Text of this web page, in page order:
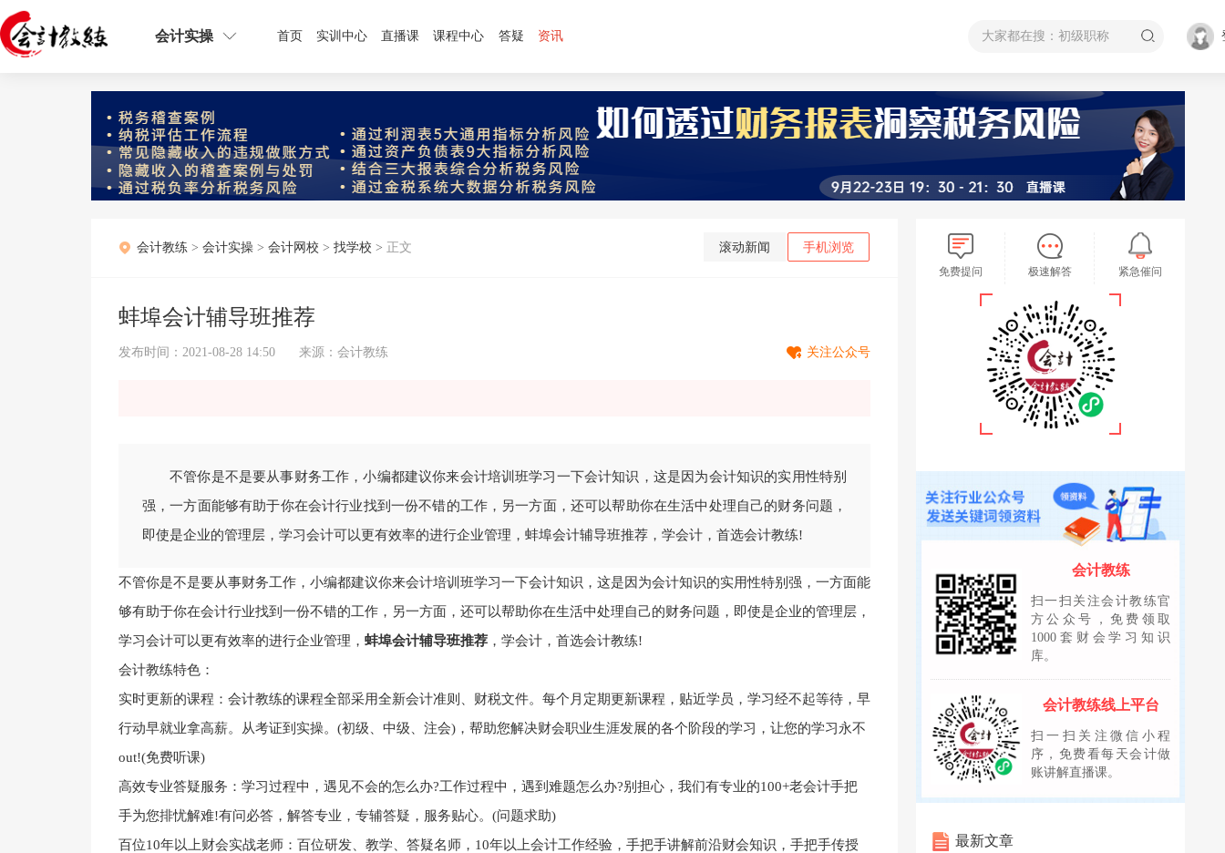
会计实操 首页 实训中心 直播课 课程中心 答疑 资讯
会计教练 > 会计实操 > 会计网校 > 找学校 > 正文 滚动新闻 手机浏览
蚌埠会计辅导班推荐
发布时间：2021-08-28 14:50 来源：会计教练 关注公众号
不管你是不是要从事财务工作，小编都建议你来会计培训班学习一下会计知识，这是因为会计知识的实用性特别
强，一方面能够有助于你在会计行业找到一份不错的工作，另一方面，还可以帮助你在生活中处理自己的财务问题，
即使是企业的管理层，学习会计可以更有效率的进行企业管理，蚌埠会计辅导班推荐，学会计，首选会计教练!
不管你是不是要从事财务工作，小编都建议你来会计培训班学习一下会计知识，这是因为会计知识的实用性特别强，一方面能
够有助于你在会计行业找到一份不错的工作，另一方面，还可以帮助你在生活中处理自己的财务问题，即使是企业的管理层，
学习会计可以更有效率的进行企业管理， 蚌埠会计辅导班推荐 ，学会计，首选会计教练!
会计教练特色：
实时更新的课程：会计教练的课程全部采用全新会计准则、财税文件。每个月定期更新课程，贴近学员，学习经不起等待，早
行动早就业拿高薪。从考证到实操。(初级、中级、注会)，帮助您解决财会职业生涯发展的各个阶段的学习，让您的学习永不
out!(免费听课)
高效专业答疑服务：学习过程中，遇见不会的怎么办?工作过程中，遇到难题怎么办?别担心，我们有专业的100+老会计手把
手为您排忧解难!有问必答，解答专业，专辅答疑，服务贴心。(问题求助)
百位10年以上财会实战老师：百位研发、教学、答疑名师，10年以上会计工作经验，手把手讲解前沿财会知识，手把手传授
免费提问 极速解答 紧急催问
会计教练
扫一扫关注会计教练官
方公众号，免费领取
1000套财会学习知识
库。
会计教练线上平台
扫一扫关注微信小程
序，免费看每天会计做
账讲解直播课。
最新文章